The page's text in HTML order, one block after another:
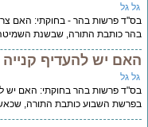
גל
פרשות בהר - בחוקתי: האם צריך
כותבת התורה, שבשנת השמיטה
יש להעדיף קנייה
גל
פרשות בהר בחוקתי: האם יש
השבוע כותבת התורה, שכאשר